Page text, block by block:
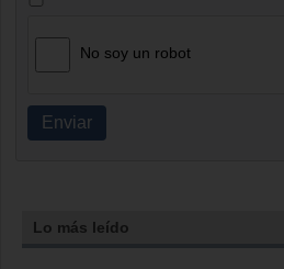
No soy un robot
Enviar
Lo más leído